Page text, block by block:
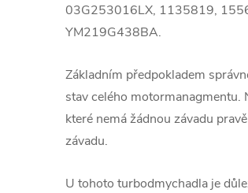
03G253016LX, 1135819,
YM219G438BA.
Základním předpokladem
stav celého motormanagmentu.
které nemá žádnou závadu
závadu.
U tohoto turbodmychadla je